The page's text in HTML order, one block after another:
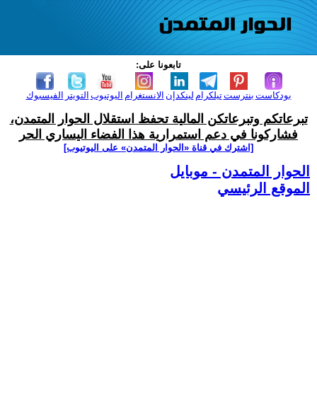
تابعونا على:
الفيسبوك التويتر اليوتيوب الانستغرام لينكدإن تيلكرامبنترست بودكاست
تبرعاتكم وتبرعاتكن المالية تحفظ استقلال الحوار المتمدن،
فشاركونا في دعم استمرارية هذا الفضاء اليساري الحر
[اشترك في قناة ‫«الحوار المتمدن» على اليوتيوب]
الحوار المتمدن - موبايل
الموقع الرئيسي